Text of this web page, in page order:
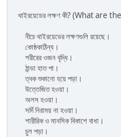
থাইরয়েডের লক্ষণ কী? (What
নীচে থাইরয়েডের লক্ষণগুলি রয়েছে।
কোষ্ঠকাঠিন্য।
শরীরের ওজন বৃদ্ধি।
ঠান্ডা হাত পা।
ত্বক শুকানো হয়ে পড়া।
উত্তেজিত হওয়া।
অলস হওয়া।
সর্দি নিরাময় না হওয়া।
শারীরিক ও মানসিক বিকাশে বাধা।
চুল পড়া।